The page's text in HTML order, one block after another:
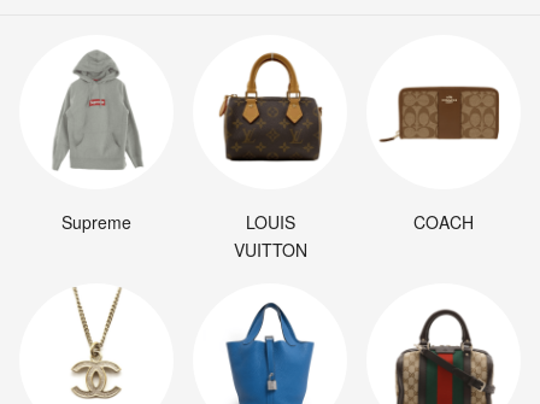
Supreme
LOUIS
VUITTON
COACH